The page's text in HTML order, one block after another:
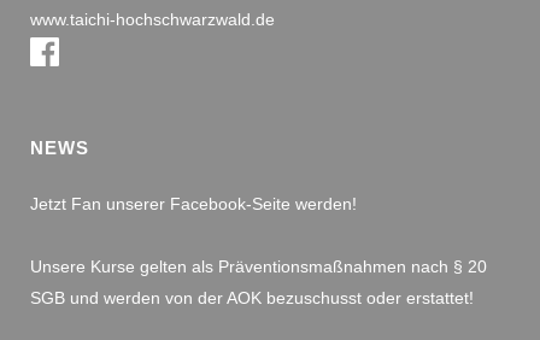
www.taichi-hochschwarzwald.de
NEWS
Jetzt Fan unserer Facebook-Seite werden!
Unsere Kurse gelten als Präventionsmaßnahmen nach § 20
SGB und werden von der AOK bezuschusst oder erstattet!